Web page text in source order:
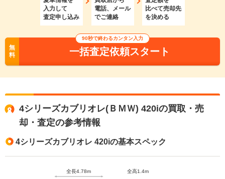
入力して
査定申し込み
電話、メール
でご連絡
比べて売却先
を決める
無
料
90秒で終わるカンタン入力
一括査定依頼スタート
4シリーズカブリオレ(ＢＭＷ) 420iの買取・売
却・査定の参考情報
4シリーズカブリオレ 420iの基本スペック
全長4.78m 全高1.4m